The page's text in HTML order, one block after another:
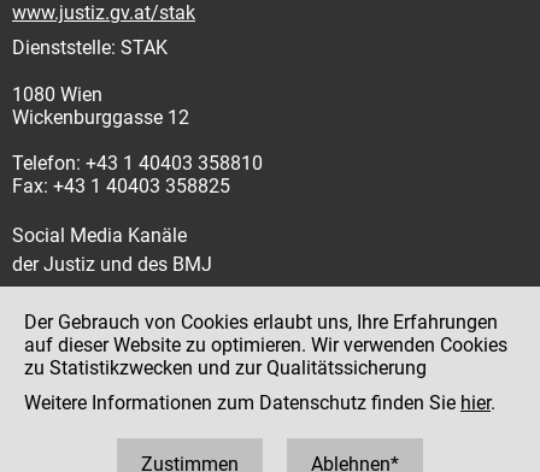
www.justiz.gv.at/stak
Dienststelle: STAK
1080 Wien
Wickenburggasse 12
Telefon: +43 1 40403 358810
Fax: +43 1 40403 358825
Social Media Kanäle
der Justiz und des BMJ
Impressum
Datenschutz
Der Gebrauch von Cookies erlaubt uns, Ihre Erfahrungen
auf dieser Website zu optimieren. Wir verwenden Cookies
zu Statistikzwecken und zur Qualitätssicherung
Weitere Informationen zum Datenschutz finden Sie hier.
Zustimmen Ablehnen*